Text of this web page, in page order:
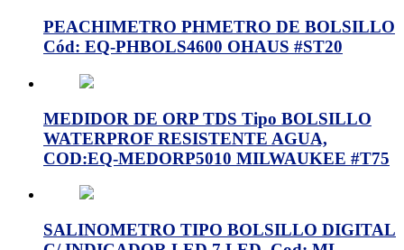
PEACHIMETRO PHMETRO DE BOLSILLO
Cód: EQ-PHBOLS4600 OHAUS #ST20
MEDIDOR DE ORP TDS Tipo BOLSILLO
WATERPROF RESISTENTE AGUA,
COD:EQ-MEDORP5010 MILWAUKEE #T75
SALINOMETRO TIPO BOLSILLO DIGITAL